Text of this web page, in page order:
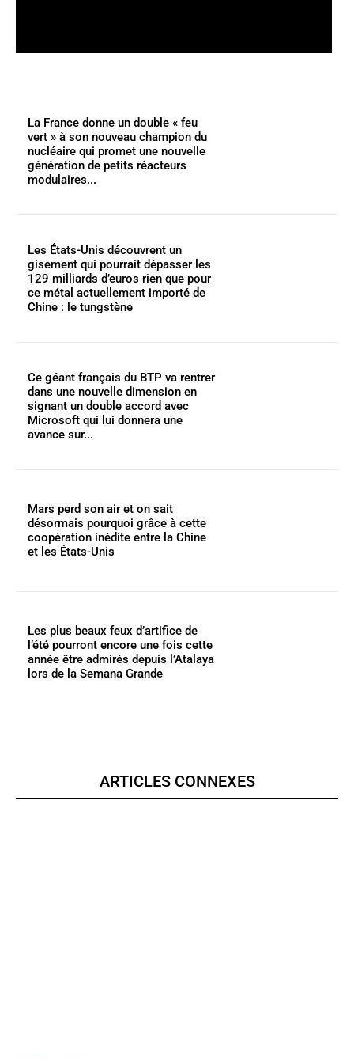
La France donne un double « feu
vert » à son nouveau champion du
nucléaire qui promet une nouvelle
génération de petits réacteurs
modulaires...
Les États-Unis découvrent un
gisement qui pourrait dépasser les
129 milliards d’euros rien que pour
ce métal actuellement importé de
Chine : le tungstène
Ce géant français du BTP va rentrer
dans une nouvelle dimension en
signant un double accord avec
Microsoft qui lui donnera une
avance sur...
Mars perd son air et on sait
désormais pourquoi grâce à cette
coopération inédite entre la Chine
et les États-Unis
Les plus beaux feux d’artifice de
l’été pourront encore une fois cette
année être admirés depuis l’Atalaya
lors de la Semana Grande
ARTICLES CONNEXES